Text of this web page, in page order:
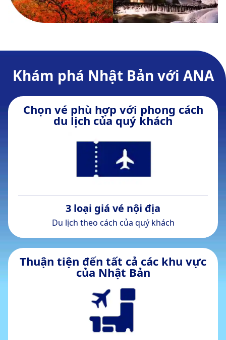
Khám phá Nhật Bản với ANA
Chọn vé phù hợp với phong cách
du lịch của quý khách
3 loại giá vé nội địa
Du lịch theo cách của quý khách
Thuận tiện đến tất cả các khu vực
của Nhật Bản